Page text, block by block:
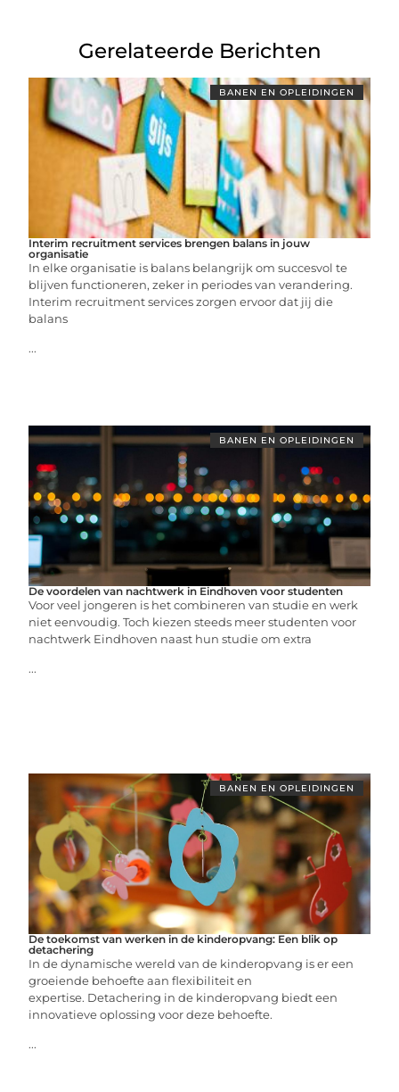
Gerelateerde Berichten
BANEN EN OPLEIDINGEN
Interim recruitment services brengen balans in jouw
organisatie
In elke organisatie is balans belangrijk om succesvol te
blijven functioneren, zeker in periodes van verandering.
Interim recruitment services zorgen ervoor dat jij die
balans
...
BANEN EN OPLEIDINGEN
De voordelen van nachtwerk in Eindhoven voor studenten
Voor veel jongeren is het combineren van studie en werk
niet eenvoudig. Toch kiezen steeds meer studenten voor
nachtwerk Eindhoven naast hun studie om extra
...
BANEN EN OPLEIDINGEN
De toekomst van werken in de kinderopvang: Een blik op
detachering
In de dynamische wereld van de kinderopvang is er een
groeiende behoefte aan flexibiliteit en
expertise. Detachering in de kinderopvang biedt een
innovatieve oplossing voor deze behoefte.
...